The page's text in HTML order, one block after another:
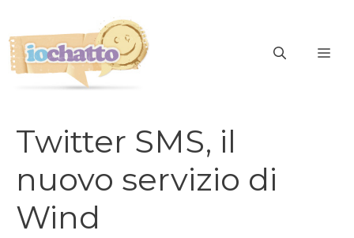
contenuto
Twitter SMS, il
nuovo servizio di
Wind